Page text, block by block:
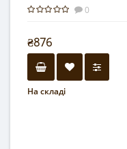
0
₴876
На складі